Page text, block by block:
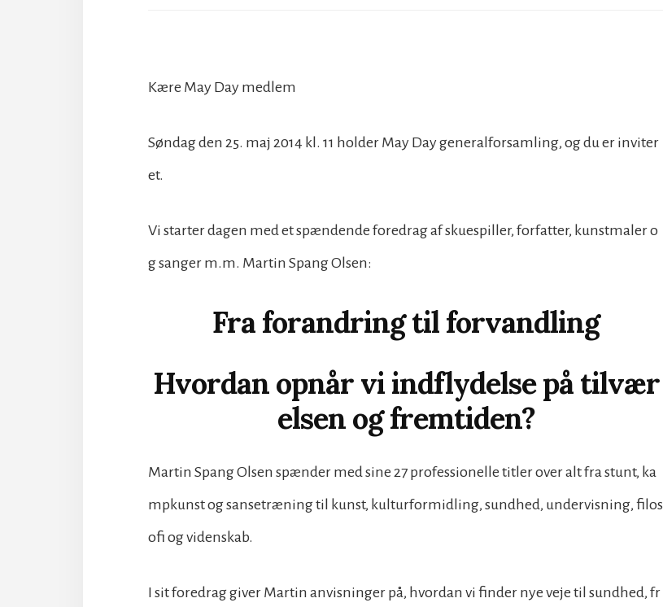
Kære May Day medlem
Søndag den 25. maj 2014 kl. 11 holder May Day generalforsamling, og du er inviter
et.
Vi starter dagen med et spændende foredrag af skuespiller, forfatter, kunstmaler o
g sanger m.m. Martin Spang Olsen:
Fra forandring til forvandling
Hvordan opnår vi indflydelse på tilvær
elsen og fremtiden?
Martin Spang Olsen spænder med sine 27 professionelle titler over alt fra stunt, ka
mpkunst og sansetræning til kunst, kulturformidling, sundhed, undervisning, filos
ofi og videnskab.
I sit foredrag giver Martin anvisninger på, hvordan vi finder nye veje til sundhed, fr